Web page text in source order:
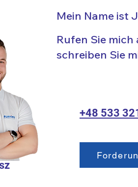
Mein Name ist
Rufen Sie mich
schreiben Sie
+48 533